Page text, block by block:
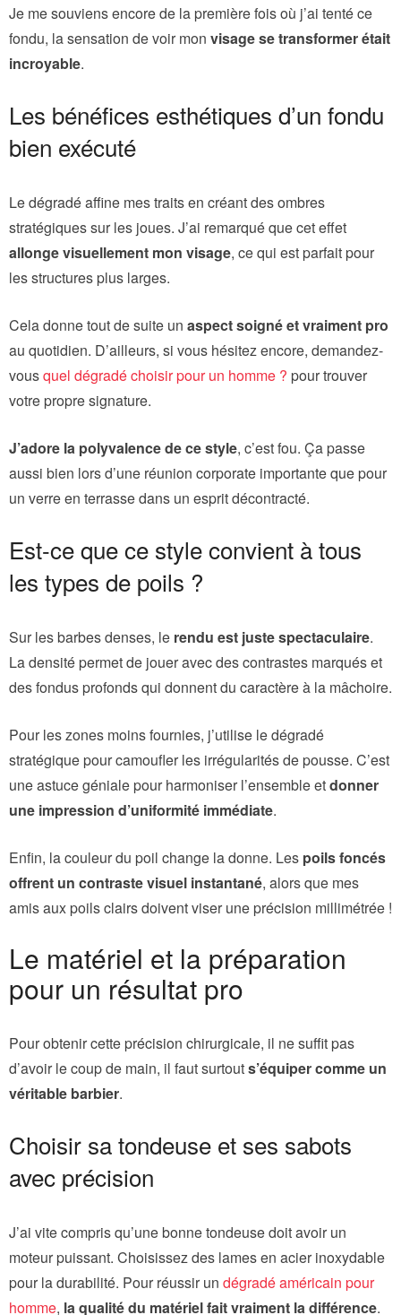
Je me souviens encore de la première fois où j’ai tenté ce
fondu, la sensation de voir mon visage se transformer était
incroyable.
Les bénéfices esthétiques d’un fondu
bien exécuté
Le dégradé affine mes traits en créant des ombres
stratégiques sur les joues. J’ai remarqué que cet effet
allonge visuellement mon visage, ce qui est parfait pour
les structures plus larges.
Cela donne tout de suite un aspect soigné et vraiment pro
au quotidien. D’ailleurs, si vous hésitez encore, demandez-
vousquel dégradé choisir pour un homme ? pour trouver
votre propre signature.
J’adore la polyvalence de ce style, c’est fou. Ça passe
aussi bien lors d’une réunion corporate importante que pour
un verre en terrasse dans un esprit décontracté.
Est-ce que ce style convient à tous
les types de poils ?
Sur les barbes denses, le rendu est juste spectaculaire.
La densité permet de jouer avec des contrastes marqués et
des fondus profonds qui donnent du caractère à la mâchoire.
Pour les zones moins fournies, j’utilise le dégradé
stratégique pour camoufler les irrégularités de pousse. C’est
une astuce géniale pour harmoniser l’ensemble etdonner
une impression d’uniformité immédiate.
Enfin, la couleur du poil change la donne. Les poils foncés
offrent un contraste visuel instantané, alors que mes
amis aux poils clairs doivent viser une précision millimétrée !
Le matériel et la préparation
pour un résultat pro
Pour obtenir cette précision chirurgicale, il ne suffit pas
d’avoir le coup de main, il faut surtouts’équiper comme un
véritable barbier.
Choisir sa tondeuse et ses sabots
avec précision
J’ai vite compris qu’une bonne tondeuse doit avoir un
moteur puissant. Choisissez des lames en acier inoxydable
pour la durabilité. Pour réussir un dégradé américain pour
homme, la qualité du matériel fait vraiment la différence.